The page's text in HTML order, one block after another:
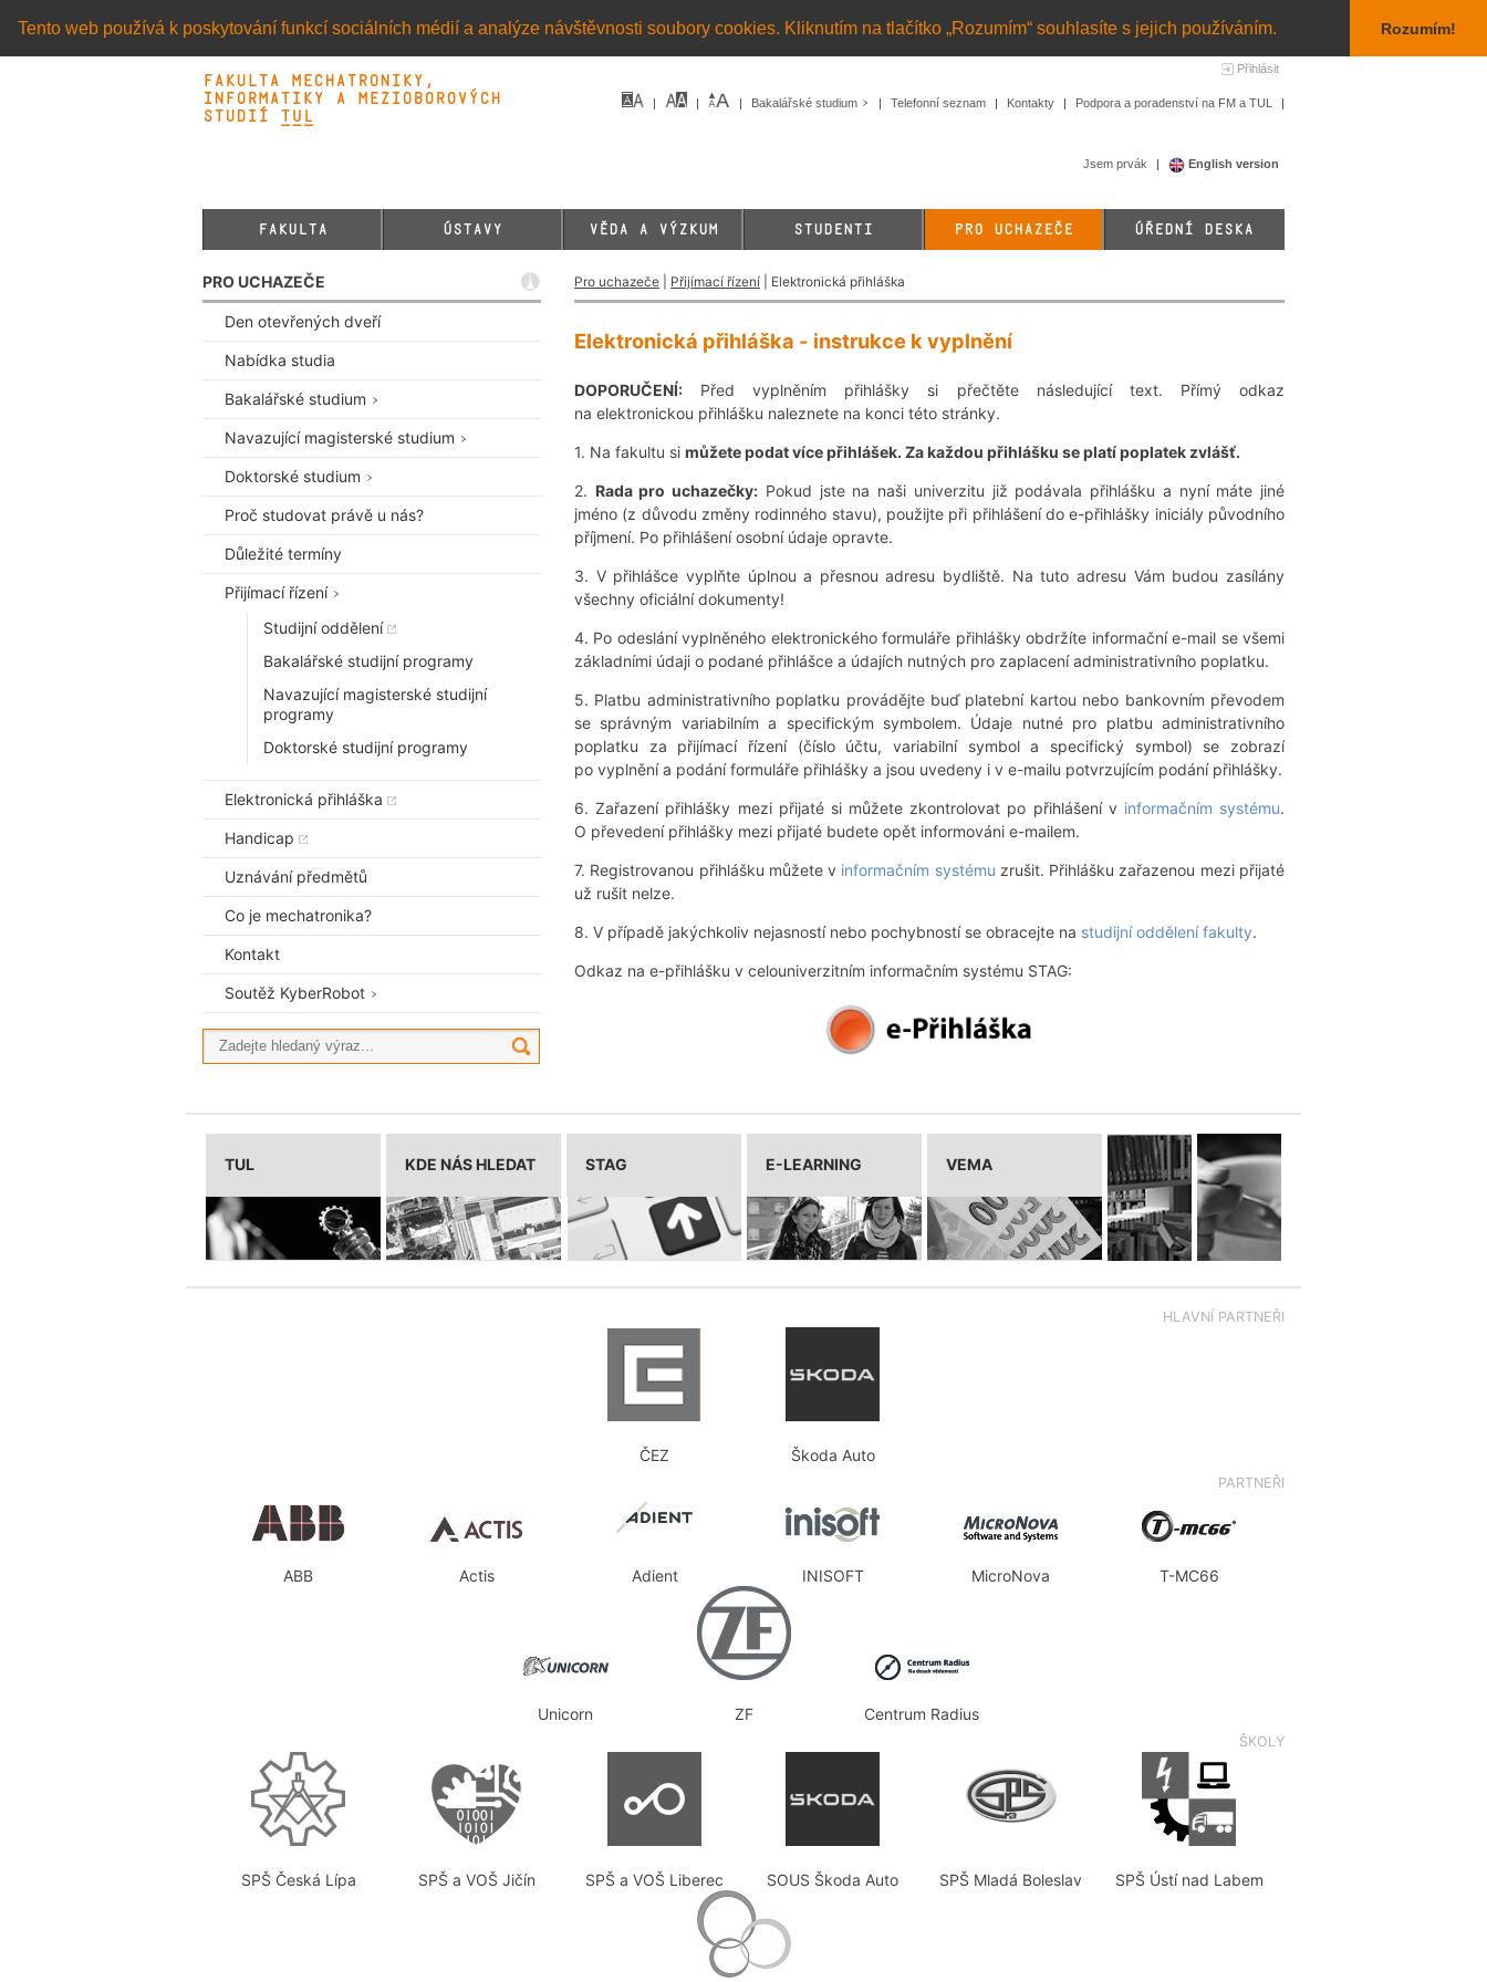
Tento web používá k poskytování funkcí sociálních médií a analýze návštěvnosti soubory cookies. Kliknutím na tlačítko „Rozumím“ souhlasíte s jejich používáním. Rozumím!
Přihlásit
Fakulta mechatroniky,
informatiky a mezioborových
studií TUL&
Bakalářské studium Telefonní seznam Kontakty Podpora a poradenství na FM a TUL
Jsem prvák English version
FAKULTA ÚSTAVY VĚDA A VÝZKUM STUDENTI PRO UCHAZEČE ÚŘEDNÍ DESKA
PRO UCHAZEČE
Den otevřených dveří
Nabídka studia
Bakalářské studium
Navazující magisterské studium
Doktorské studium
Proč studovat právě u nás?
Důležité termíny
Přijímací řízení
Studijní oddělení
Bakalářské studijní programy
Navazující magisterské studijní
programy
Doktorské studijní programy
Elektronická přihláška
Handicap
Uznávání předmětů
Co je mechatronika?
Kontakt
Soutěž KyberRobot
Pro uchazeče Přijímací řízení | Elektronická přihláška
Elektronická přihláška - instrukce k vyplnění
DOPORUČENÍ: Před vyplněním přihlášky si přečtěte následující text. Přímý odkaz
na elektronickou přihlášku naleznete na konci této stránky.
1. Na fakultu si můžete podat více přihlášek. Za každou přihlášku se platí poplatek zvlášť.
2. Rada pro uchazečky: Pokud jste na naši univerzitu již podávala přihlášku a nyní máte jiné
jméno (z důvodu změny rodinného stavu), použijte při přihlášení do e-přihlášky iniciály původního
příjmení. Po přihlášení osobní údaje opravte.
3. V přihlášce vyplňte úplnou a přesnou adresu bydliště. Na tuto adresu Vám budou zasílány
všechny oficiální dokumenty!
4. Po odeslání vyplněného elektronického formuláře přihlášky obdržíte informační e-mail se všemi
základními údaji o podané přihlášce a údajích nutných pro zaplacení administrativního poplatku.
5. Platbu administrativního poplatku provádějte buď platební kartou nebo bankovním převodem
se správným variabilním a specifickým symbolem. Údaje nutné pro platbu administrativního
poplatku za přijímací řízení (číslo účtu, variabilní symbol a specifický symbol) se zobrazí
po vyplnění a podání formuláře přihlášky a jsou uvedeny i v e-mailu potvrzujícím podání přihlášky.
6. Zařazení přihlášky mezi přijaté si můžete zkontrolovat po přihlášení v informačním systému.
O převedení přihlášky mezi přijaté budete opět informováni e-mailem.
7. Registrovanou přihlášku můžete v informačním systému zrušit. Přihlášku zařazenou mezi přijaté
už rušit nelze.
8. V případě jakýchkoliv nejasností nebo pochybností se obracejte na studijní oddělení fakulty.
Odkaz na e-přihlášku v celouniverzitním informačním systému STAG:
TUL KDE NÁS HLEDAT STAG E-LEARNING VEMA
HLAVNÍ PARTNEŘI
ČEZ Škoda Auto
PARTNEŘI
ABB Actis Adient INISOFT MicroNova T-MC66
Unicorn ZF Centrum Radius
ŠKOLY
SPŠ Česká Lípa SPŠ a VOŠ Jičín SPŠ a VOŠ Liberec SOUS Škoda Auto SPŠ Mladá Boleslav SPŠ Ústí nad Labem